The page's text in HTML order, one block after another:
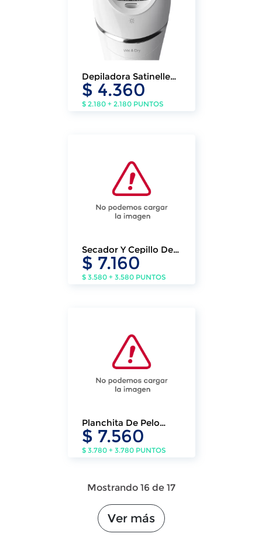
Depiladora Satinelle
Advanced Philips
$ 4.360
$ 2.180 + 2.180 PUNTOS
Secador Y Cepillo De
Pelo Profesional 2 En 1
Rowenta
$ 7.160
$ 3.580 + 3.580 PUNTOS
Planchita De Pelo
Profesional
THERMOCARE
ULTIMATE EXPERIENCE
de Rowenta.
$ 7.560
$ 3.780 + 3.780 PUNTOS
Mostrando 16 de 17